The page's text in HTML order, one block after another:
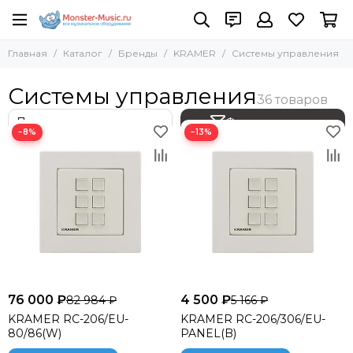
Бренды
AST
Absen
ACME
Allen Heath
Amate Audio
Amphenol
Anzhee
ARENA
Audac
Audiocenter
KRAMER
Системы управления
Матричные коммутаторы
Коммутаторы
Главная Каталог Бренды KRAMER Системы управления
Системы управления
Фильтр товаров
−8%
76 000 ₽82 984 ₽
KRAMER RC-206/EU-
80/86(W)
−13%
4 500 ₽5 166 ₽
KRAMER RC-206/306/EU-
PANEL(B)